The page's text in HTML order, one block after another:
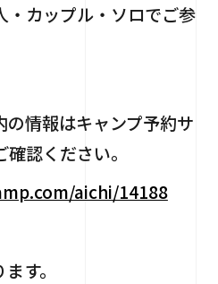
・カップル・ソロでご参
の情報はキャンプ予約サ
認ください。
aichi/14188
す。